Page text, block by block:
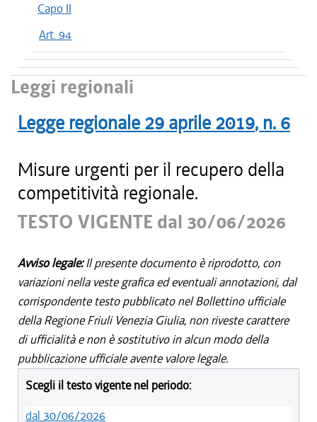
Capo II
Art. 94
Leggi regionali
Legge regionale 29 aprile 2019, n. 6
Misure urgenti per il recupero della
competitività regionale.
TESTO VIGENTE dal 30/06/2026
Avviso legale:Il presente documento è riprodotto, con
variazioni nella veste grafica ed eventuali annotazioni, dal
corrispondente testo pubblicato nel Bollettino ufficiale
della Regione Friuli Venezia Giulia, non riveste carattere
di ufficialità e non è sostitutivo in alcun modo della
pubblicazione ufficiale avente valore legale.
Scegli il testo vigente nel periodo:
dal 30/06/2026